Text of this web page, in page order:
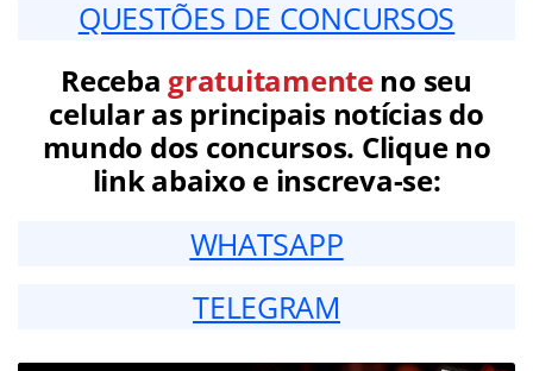
QUESTÕES DE CONCURSOS
Receba gratuitamenteno seu
celular as principais notícias do
mundo dos concursos. Clique no
link abaixo e inscreva-se:
WHATSAPP
TELEGRAM